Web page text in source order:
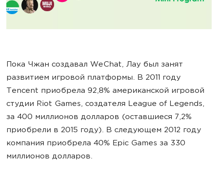
Пока Чжан создавал WeChat, Лау был занят
развитием игровой платформы. В 2011 году
Tencent приобрела 92,8% американской игровой
студии Riot Games, создателя League of Legends,
за 400 миллионов долларов (оставшиеся 7,2%
приобрели в 2015 году). В следующем 2012 году
компания приобрела 40% Epic Games за 330
миллионов долларов.